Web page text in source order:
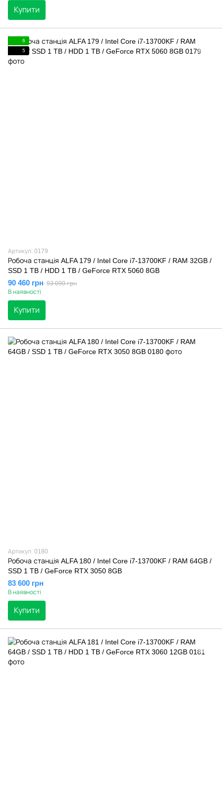
Купити
6
5
Артикул: 0179
Робоча станція ALFA 179 / Intel Core i7-13700KF / RAM 32GB /
SSD 1 TB / HDD 1 TB / GeForce RTX 5060 8GB
90 460 грн 93 090 грн
В наявності
Купити
Артикул: 0180
Робоча станція ALFA 180 / Intel Core i7-13700KF / RAM 64GB /
SSD 1 TB / GeForce RTX 3050 8GB
83 600 грн
В наявності
Купити